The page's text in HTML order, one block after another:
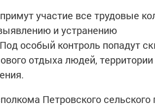
участие все трудовые
и устранению
особый контроль попадут
отдыха людей, территории
Петровского сельского